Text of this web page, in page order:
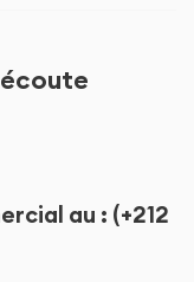
au : (+212